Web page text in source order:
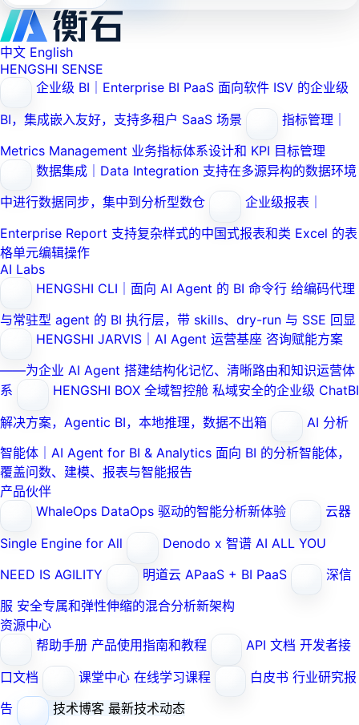
中文 English
HENGSHI SENSE
企业级 BI｜Enterprise BI PaaS 面向软件 ISV 的企业级
BI，集成嵌入友好，支持多租户 SaaS 场景
指标管理｜
Metrics Management 业务指标体系设计和 KPI 目标管理
数据集成｜Data Integration 支持在多源异构的数据环境
中进行数据同步，集中到分析型数仓
企业级报表｜
Enterprise Report 支持复杂样式的中国式报表和类 Excel 的表
格单元编辑操作
AI Labs
HENGSHI CLI｜面向 AI Agent 的 BI 命令行 给编码代理
与常驻型 agent 的 BI 执行层，带 skills、dry-run 与 SSE 回显
HENGSHI JARVIS｜AI Agent 运营基座 咨询赋能方案
——为企业 AI Agent 搭建结构化记忆、清晰路由和知识运营体
系
HENGSHI BOX 全域智控舱 私域安全的企业级 ChatBI
解决方案，Agentic BI，本地推理，数据不出箱
AI 分析
智能体｜AI Agent for BI & Analytics 面向 BI 的分析智能体，
覆盖问数、建模、报表与智能报告
产品伙伴
WhaleOps DataOps 驱动的智能分析新体验
云器
Single Engine for All
Denodo x 智谱 AI ALL YOU
NEED IS AGILITY
明道云 APaaS + BI PaaS
深信
服 安全专属和弹性伸缩的混合分析新架构
资源中心
帮助手册 产品使用指南和教程 API 文档 开发者接
口文档
课堂中心 在线学习课程 白皮书 行业研究报
告
技术博客 最新技术动态